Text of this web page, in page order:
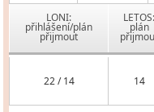
LONI:
přihlášení/plán
přijmout
LETOS:
plán
22 / 14 14